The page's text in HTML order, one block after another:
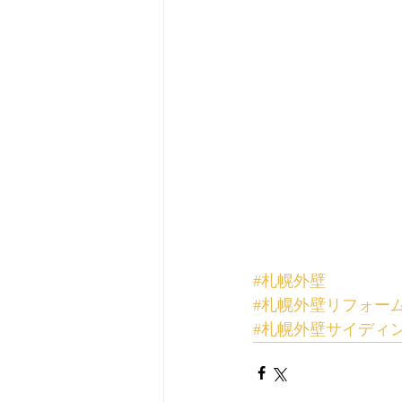
#札幌外壁
#札幌外壁リフォー
#札幌外壁サイディ